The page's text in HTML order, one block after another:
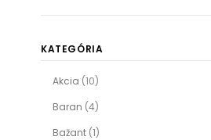
KATEGÓRIA
Akcia (10)
Baran (4)
Bažant (1)